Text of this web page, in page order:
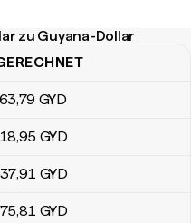
zu Guyana-Dollar
Guyana-Dollar
,79 GYD
,95 GYD
,91 GYD
,81 GYD